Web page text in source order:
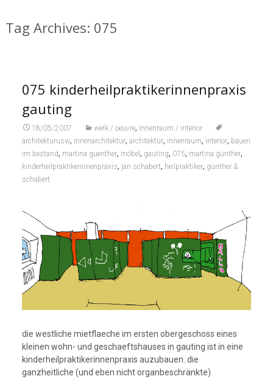
Tag Archives: 075
075 kinderheilpraktikerinnenpraxis
gauting
18/05/2007 werk / oeuvre, innenraum / interior
architekturusw, innenarchitektur, architektur, innenraum, interior, bauen
im bestand, martina guenther, möbel , gauting, 075, martina günther,
kinderheilpraktikerinnenpraxis, jan schabert, heilpraktiker, günther &
schabert
die westliche mietflaeche im ersten obergeschoss eines
kleinen wohn- und geschaeftshauses in gauting ist in eine
kinderheilpraktikerinnenpraxis auzubauen. die
ganzheitliche (und eben nicht organbeschränkte)